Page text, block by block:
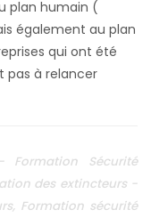
Sécurité
des extincteurs -
Formation sécurité